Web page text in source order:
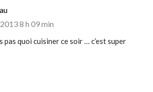
says:
8 h 09 min
pas quoi cuisiner ce soir … c’est super